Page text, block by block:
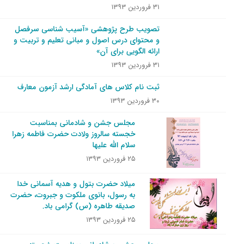
۳۱ فروردین ۱۳۹۳
تصویب طرح پژوهشی «آسیب شناسی سرفصل
و محتوای درس اصول و مبانی تعلیم و تربیت و
ارائه الگویی برای آن»
۳۱ فروردین ۱۳۹۳
ثبت نام کلاس های آمادگی ارشد آزمون معارف
۳۰ فروردین ۱۳۹۳
مجلس جشن و شادمانی بمناسبت
خجسته سالروز ولادت حضرت فاطمه زهرا
سلام الله علیها
۲۵ فروردین ۱۳۹۳
میلاد حضرت بتول و هدیه آسمانی خدا
به رسول، بانوی ملکوت و جبروت، حضرت
صدیقه طاهره (س) گرامی باد.
۲۵ فروردین ۱۳۹۳